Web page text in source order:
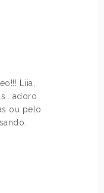
Liia,
adoro
ou pelo